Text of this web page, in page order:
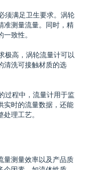
须满足卫生要求。涡轮
准测量流量。同时，精
致性。
极高，涡轮流量计可以
清洗可接触材质的选
过程中，流量计用于监
实时的流量数据，还能
理工艺。
量测量效率以及产品质